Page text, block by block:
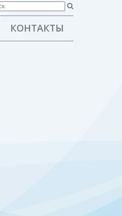
КОНТАКТЫ